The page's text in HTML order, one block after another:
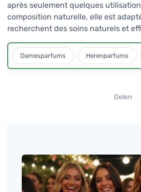
après seulement quelques
composition naturelle, elle est
recherchent des soins naturels et
Damesparfums Herenparfums
Delen